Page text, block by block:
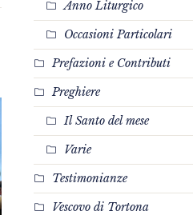
Anno Liturgico
Occasioni Particolari
Prefazioni e Contributi
Preghiere
Il Santo del mese
Varie
Testimonianze
Vescovo di Tortona